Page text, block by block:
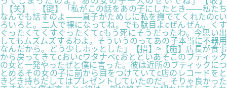
│【关】┆【键】「私がこの話をあの子にしたとき――私たち
なんでも話すのよ――直子がためしに私を撫でてくれたのcい
ろいろと。二人で裸になってね。でも駄目よcぜんぜん。くす
ぐったくてくすぐったくてcもう死にそうだったわ。今思い出
してもムズムズするわよ。そういうのってあの子本当に不器用
なんだから。どう少しホッとした」【措】≈【施】店長が食事
から戻ってきてcおいcワタナベcおとといあそこのブティック
の女と一発やったぜと僕に言った。彼は近所のブティックにつ
とめるその女の子に前から目をつけていてc店のレコードをと
きどき持ちだしてはプレゼントしていたのだ。そりゃ良かった